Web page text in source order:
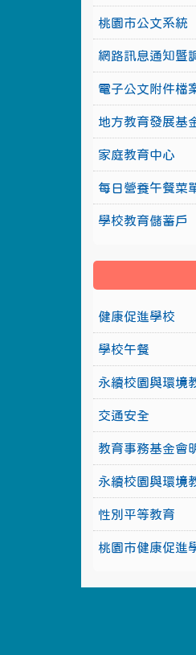
桃園市公文系統
網路訊息通知暨
電子公文附件檔
地方教育發展基
家庭教育中心
每日營養午餐菜
學校教育儲蓄戶
健康促進學校
學校午餐
永續校園與環境
交通安全
教育事務基金會
永續校園與環境
性別平等教育
桃園市健康促進